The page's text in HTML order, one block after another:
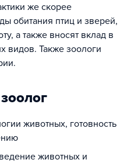
же скорее
обитания птиц и зверей,
а также вносят вклад в
видов. Также зоологи
животных, готовность
животных и